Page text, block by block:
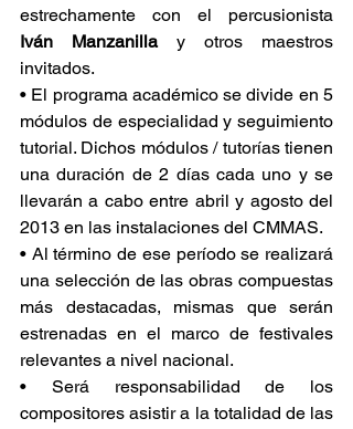
Iván Manzanilla y otros maestros
invitados.
• El programa académico se divide en 5
módulos de especialidad y seguimiento
tutorial. Dichos módulos / tutorías tienen
una duración de 2 días cada uno y se
llevarán a cabo entre abril y agosto del
2013 en las instalaciones del CMMAS.
• Al término de ese período se realizará
una selección de las obras compuestas
más destacadas, mismas que serán
estrenadas en el marco de festivales
relevantes a nivel nacional.
• Será responsabilidad de los
compositores asistir a la totalidad de las